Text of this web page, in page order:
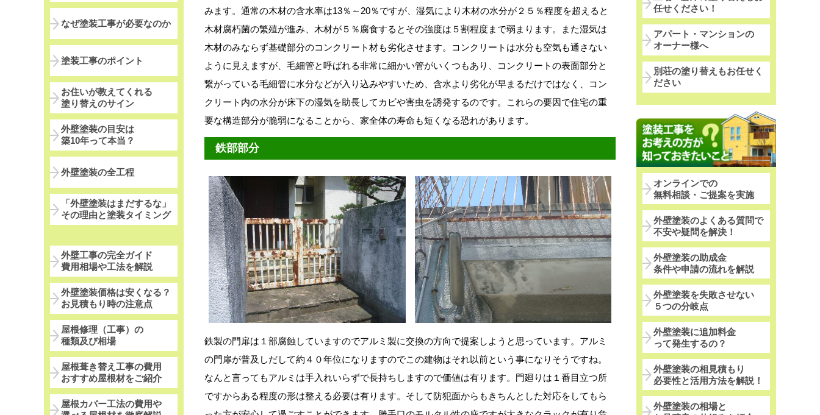
みます。通常の木材の含水率は13％～20％ですが、湿気により木材の水分が２５％程度を超えると
木材腐朽菌の繁殖が進み、木材が５％腐食するとその強度は５割程度まで弱まります。また湿気は
木材のみならず基礎部分のコンクリート材も劣化させます。コンクリートは水分も空気も通さない
ように見えますが、毛細管と呼ばれる非常に細かい管がいくつもあり、コンクリートの表面部分と
繋がっている毛細管に水分などが入り込みやすいため、含水より劣化が早まるだけではなく、コン
クリート内の水分が床下の湿気を助長してカビや害虫を誘発するのです。これらの要因で住宅の重
要な構造部分が脆弱になることから、家全体の寿命も短くなる恐れがあります。
鉄部部分
鉄製の門扉は１部腐蝕していますのでアルミ製に交換の方向で提案しようと思っています。アルミ
の門扉が普及しだして約４０年位になりますのでこの建物はそれ以前という事になりそうですね。
なんと言ってもアルミは手入れいらずで長持ちしますので価値は有ります。門廻りは１番目立つ所
ですからある程度の形は整える必要は有ります。そして防犯面からもきちんとした対応をしてもら
任せください！
アパート・マンションの
オーナー様へ
別荘の塗り替えもお任せく
ださい
オンラインでの
無料相談・ご提案を実施
外壁塗装のよくある質問で
不安や疑問を解決！
外壁塗装の助成金
条件や申請の流れを解説
外壁塗装を失敗させない
５つの分岐点
外壁塗装に追加料金
って発生するの？
外壁塗装の相見積もり
必要性と活用方法を解説！
外壁塗装の相場と
なぜ塗装工事が必要なのか
塗装工事のポイント
お住いが教えてくれる
塗り替えのサイン
外壁塗装の目安は
築10年って本当？
外壁塗装の全工程
「外壁塗装はまだするな」
その理由と塗装タイミング
外壁工事の完全ガイド
費用相場や工法を解説
外壁塗装価格は安くなる？
お見積もり時の注意点
屋根修理（工事）の
種類及び相場
屋根葺き替え工事の費用
おすすめ屋根材をご紹介
屋根カバー工法の費用や